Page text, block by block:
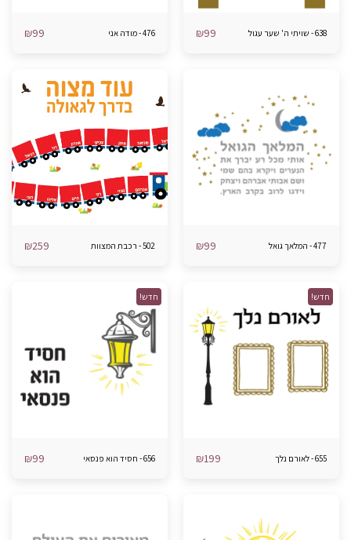
638 - שויתי ה' שער עגול ₪99 476 - מודה אני ₪99
477 - המלאך גואל ₪99 502 - רכבת המצוות ₪259
חדש!
655 - לאורם נלך ₪199
חדש!
656 - חסיד הוא פנסאי ₪99